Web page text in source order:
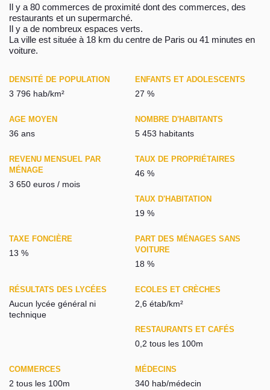
Il y a 80 commerces de proximité dont des commerces, des
restaurants et un supermarché.
Il y a de nombreux espaces verts.
La ville est située à 18 km du centre de Paris ou 41 minutes en
voiture.
DENSITÉ DE POPULATION
3 796 hab/km²
ENFANTS ET ADOLESCENTS
27 %
AGE MOYEN
36 ans
NOMBRE D'HABITANTS
5 453 habitants
REVENU MENSUEL PAR
MÉNAGE
3 650 euros / mois
TAUX DE PROPRIÉTAIRES
46 %
TAUX D'HABITATION
19 %
TAXE FONCIÈRE
13 %
PART DES MÉNAGES SANS
VOITURE
18 %
RÉSULTATS DES LYCÉES
Aucun lycée général ni
technique
ECOLES ET CRÈCHES
2,6 étab/km²
RESTAURANTS ET CAFÉS
0,2 tous les 100m
COMMERCES
2 tous les 100m
MÉDECINS
340 hab/médecin